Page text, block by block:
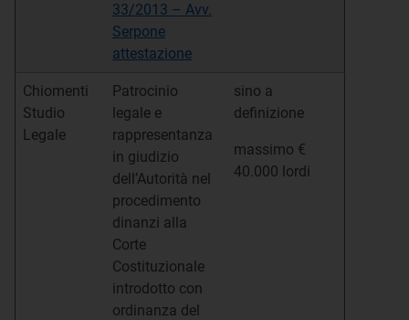
33/2013 – Avv.
Serpone
attestazione
Chiomenti
Studio
Legale
Patrocinio
legale e
rappresentanza
in giudizio
dell’Autorità nel
procedimento
dinanzi alla
Corte
Costituzionale
introdotto con
ordinanza del
sino a
definizione
massimo €
40.000 lordi